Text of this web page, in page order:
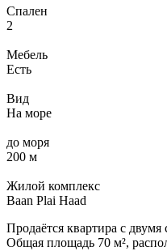
Спален
2
Мебель
Есть
Вид
На море
до моря
200 м
Жилой комплекс
Baan Plai Haad
Продаётся квартира с
Общая площадь 70 м²,